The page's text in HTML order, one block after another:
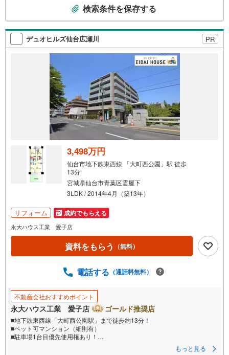
検
索
条
イ
ペ
ー
す
る
検索条件を保存する
デュオヒルズ仙台広瀬川 PR
3,498万円
仙台市地下鉄東西線 「大町西公園」駅 徒歩
13分
宮城県仙台市青葉区霊屋下
3LDK / 2014年4月（築13年）
リフォーム 成約でもらえる
永大ハウス工業 愛子店
資料をもらう （無料）
電話する （通話料無料）
不動産会社おすすめポイント
永大ハウス工業 愛子店 ゴールド推奨店
■地下鉄東西線「大町西公園駅」まで徒歩約13分！
■ペット可マンション（細則有）
■駐車場1台目優先使用権あり！
もっと見る